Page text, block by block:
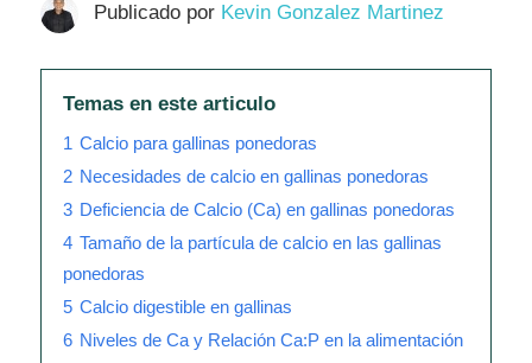
Publicado por Kevin Gonzalez Martinez
Temas en este articulo
1 Calcio para gallinas ponedoras
2 Necesidades de calcio en gallinas ponedoras
3 Deficiencia de Calcio (Ca) en gallinas ponedoras
4 Tamaño de la partícula de calcio en las gallinas
ponedoras
5 Calcio digestible en gallinas
6 Niveles de Ca y Relación Ca:P en la alimentación